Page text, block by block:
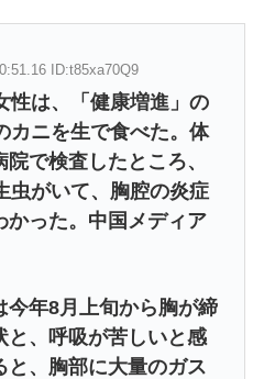
ID:t85xa70Q9
性は、「健康増進」の
カニを生で食べた。体
で検査したところ、
虫がいて、胸腔の炎症
かった。中国メディア
今年8月上旬から胸が締
と、呼吸が苦しいと感
と、胸部に大量のガス